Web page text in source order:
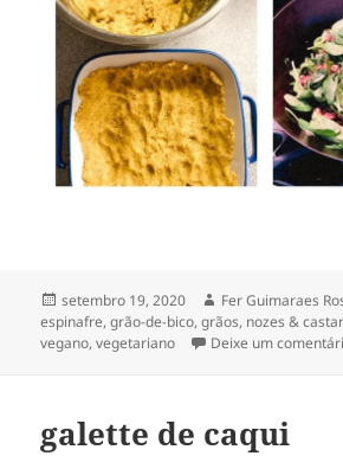
Publicado
em
setembro 19, 2020 Autor
Fer Guimaraes
espinafre,grão-de-bico,grãos, nozes &
vegano,vegetariano Deixe um
galette de caqui